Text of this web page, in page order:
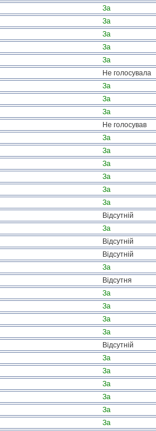
За
За
За
За
За
Не голосувала
За
За
За
Не голосував
За
За
За
За
За
За
Відсутній
За
Відсутній
Відсутній
За
Відсутня
За
За
За
За
Відсутній
За
За
За
За
За
За